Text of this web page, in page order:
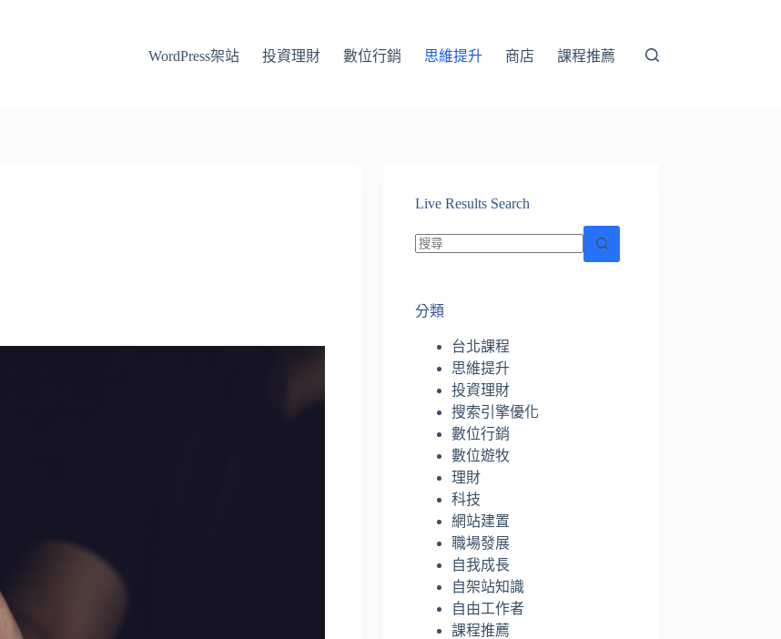
WordPress架站 投資理財 數位行銷 思維提升 商店 課程推薦
Live Results Search
到
分類
台北課程
思維提升
投資理財
搜索引擎優化
數位行銷
數位遊牧
理財
科技
網站建置
職場發展
自我成長
自架站知識
自由工作者
課程推薦